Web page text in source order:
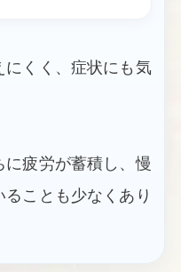
くく、症状にも気
疲労が蓄積し、慢
ことも少なくあり